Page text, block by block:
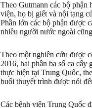
Theo Gutmann các bộ phận
viện, họ bị giết và nội tạng
Phần lớn các bộ phận được
nhiều người nước ngoài
Theo một nghiên cứu được
2016, hai phần ba số ca
thực hiện tại Trung Quốc,
buổi thuyết trình được nói
Các bệnh viện Trung Quốc